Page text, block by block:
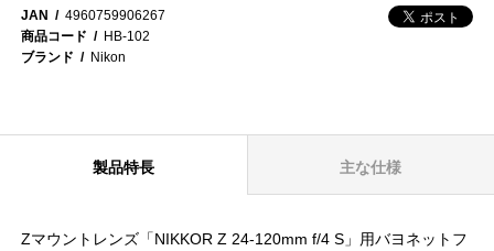
JAN
4960759906267
商品コード
HB-102
ブランド
Nikon
製品特長 主な仕様
Zマウントレンズ「NIKKOR Z 24-120mm f/4 S」用バヨネットフ